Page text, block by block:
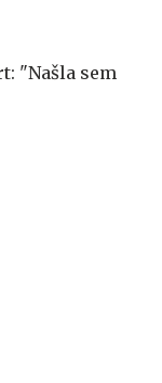
"Našla sem